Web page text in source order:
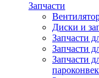
Запчасти
Диски и
Запчасти
Запчасти
Запчасти